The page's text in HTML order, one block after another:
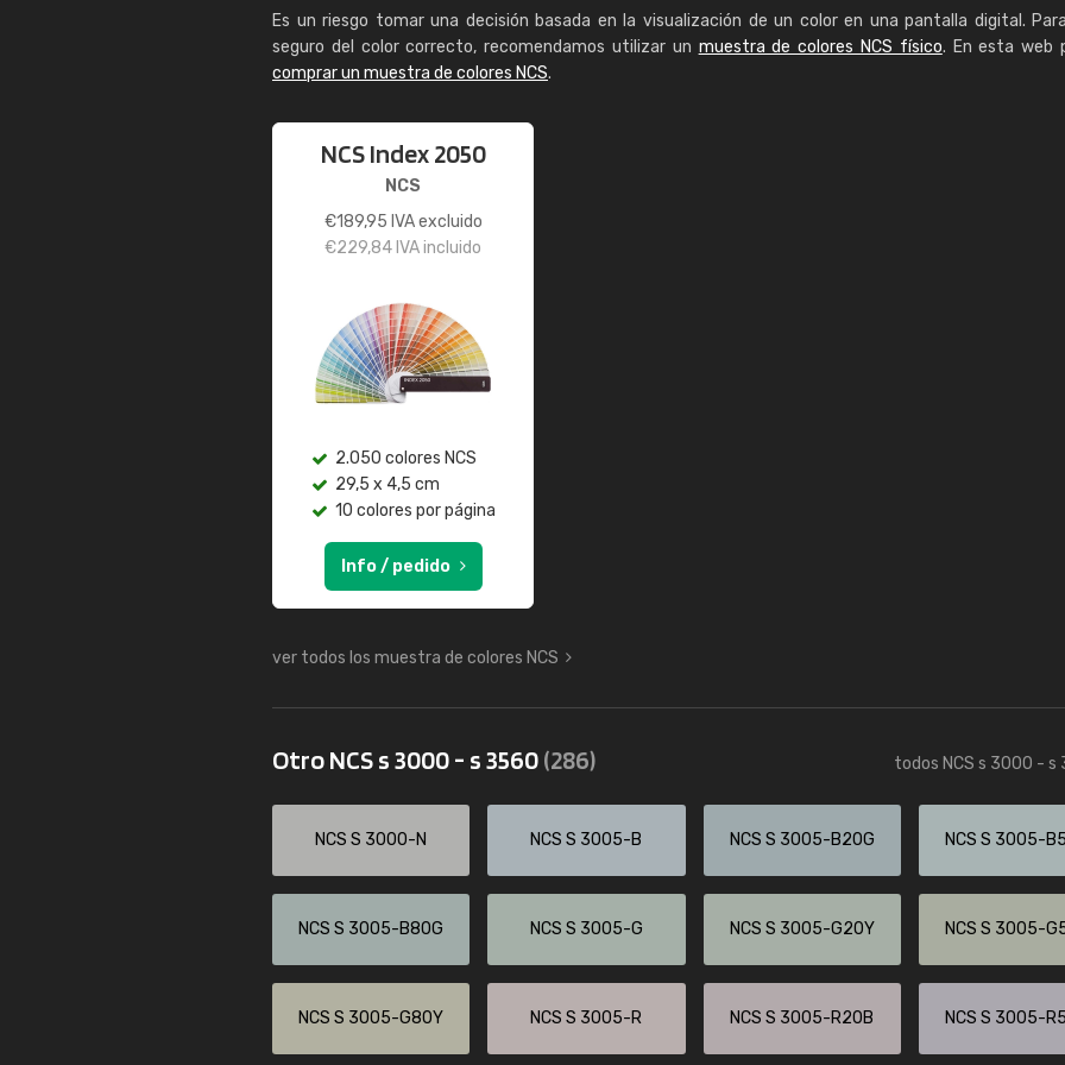
Es un riesgo tomar una decisión basada en la visualización de un color en una pantalla digital.
seguro del color correcto, recomendamos utilizar un muestra de colores NCS físico. En esta web
comprar un muestra de colores NCS.
NCS Index 2050
NCS
€189,95 IVA excluido
€229,84 IVA incluido
2.050 colores NCS
29,5 x 4,5 cm
10 colores por página
Info / pedido
ver todos los muestra de colores NCS
Otro NCS s 3000 - s 3560(286) todos NCS s 3000 - s
NCS S 3000-N NCS S 3005-B NCS S 3005-B20G NCS S 3005-
NCS S 3005-B80G NCS S 3005-G NCS S 3005-G20Y NCS S 3005-
NCS S 3005-G80Y NCS S 3005-R NCS S 3005-R20B NCS S 3005-